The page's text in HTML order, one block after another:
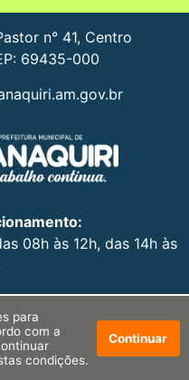
n° 41, Centro
69435-000
08h às 12h, das 14h às
para
com a
condições.
Continuar